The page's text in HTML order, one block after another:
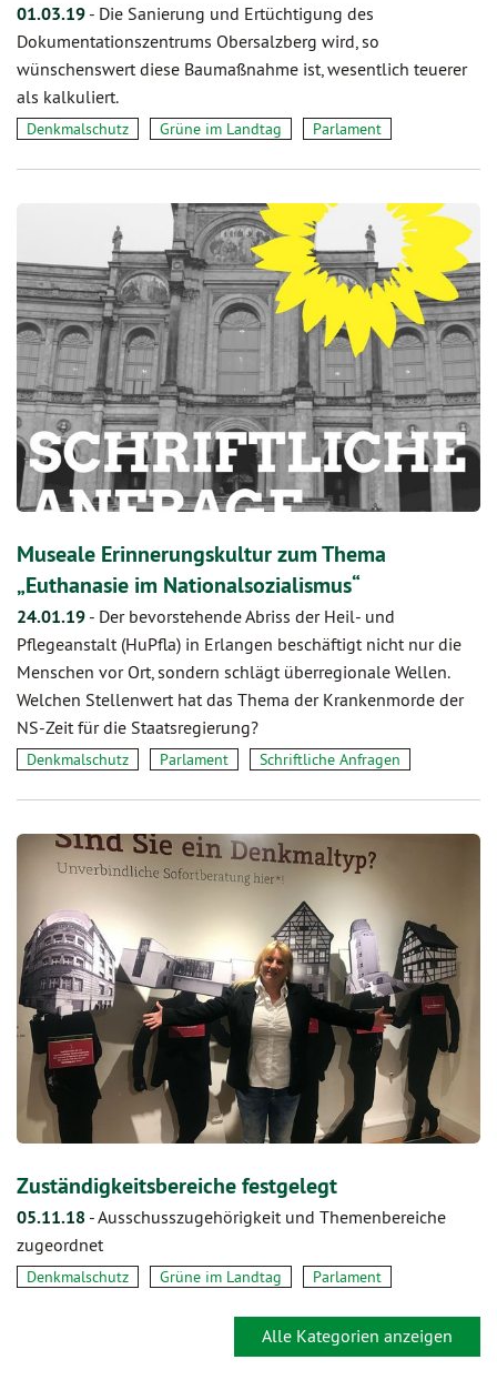
01.03.19 - Die Sanierung und Ertüchtigung des
Dokumentationszentrums Obersalzberg wird, so
wünschenswert diese Baumaßnahme ist, wesentlich teuerer
als kalkuliert.
Denkmalschutz Grüne im Landtag Parlament
Museale Erinnerungskultur zum Thema
„Euthanasie im Nationalsozialismus“
24.01.19 - Der bevorstehende Abriss der Heil- und
Pflegeanstalt (HuPfla) in Erlangen beschäftigt nicht nur die
Menschen vor Ort, sondern schlägt überregionale Wellen.
Welchen Stellenwert hat das Thema der Krankenmorde der
NS-Zeit für die Staatsregierung?
Denkmalschutz Parlament Schriftliche Anfragen
Zuständigkeitsbereiche festgelegt
05.11.18 -Ausschusszugehörigkeit und Themenbereiche
zugeordnet
Denkmalschutz Grüne im Landtag Parlament
Alle Kategorien anzeigen